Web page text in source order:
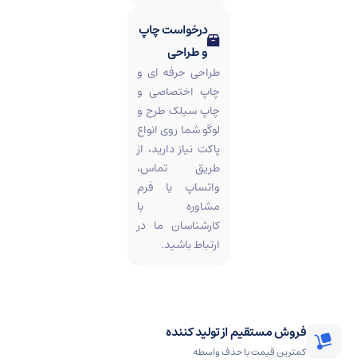
درخواست چاپ
و طراحی
طراحی حرفه ای و
چاپ اختصاصی و
چاپ سیلک طرح و
لوگو شما روی انواع
پاکت نیاز دارید، از
طریق تماس،
واتساپ یا فرم
مشاوره با
کارشناسان ما در
ارتباط باشید.
فروش مستقیم از تولید کننده
کمترین قیمت با حذف واسطه